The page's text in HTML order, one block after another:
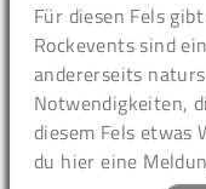
Für diesen Fels
Rockevents sind
andererseits
Notwendigkeiten,
diesem Fels etwas
du hier eine